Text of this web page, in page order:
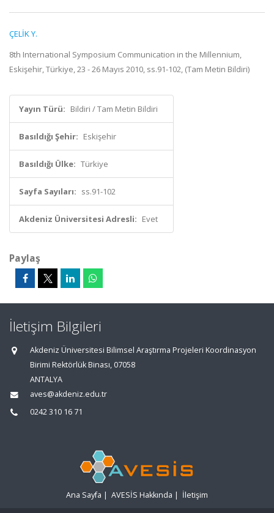
ÇELİK Y.
8th International Symposium Communication in the Millennium,
Eskişehir, Türkiye, 23 - 26 Mayıs 2010, ss.91-102, (Tam Metin Bildiri)
Yayın Türü: Bildiri / Tam Metin Bildiri
Basıldığı Şehir: Eskişehir
Basıldığı Ülke: Türkiye
Sayfa Sayıları: ss.91-102
Akdeniz Üniversitesi Adresli: Evet
Paylaş
İletişim Bilgileri
Akdeniz Üniversitesi Bilimsel Araştırma Projeleri Koordinasyon
Birimi Rektörlük Binası, 07058
ANTALYA
aves@akdeniz.edu.tr
0242 310 16 71
Ana Sayfa | AVESİS Hakkında | İletişim